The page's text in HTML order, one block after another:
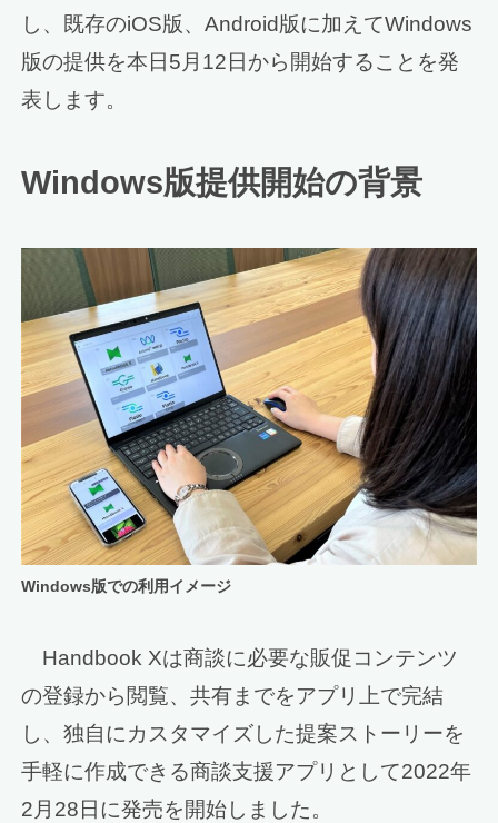
し、既存のiOS版、Android版に加えてWindows
版の提供を本日5月12日から開始することを発
表します。
Windows版提供開始の背景
Windows版での利用イメージ
Handbook Xは商談に必要な販促コンテンツ
の登録から閲覧、共有までをアプリ上で完結
し、独自にカスタマイズした提案ストーリーを
手軽に作成できる商談支援アプリとして2022年
2月28日に発売を開始しました。